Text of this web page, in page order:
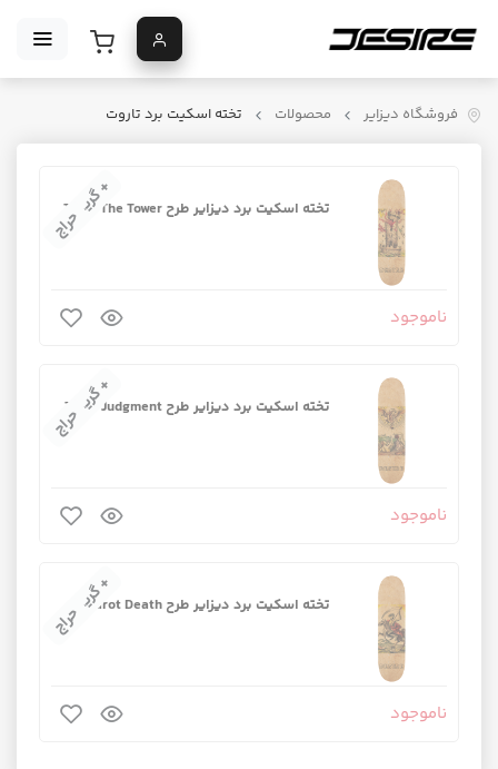
فروشگاه دیزایر محصولات تخته اسکیت برد تاروت
تخته اسکیت برد دیزایر طرح Tarot The Tower
ناموجود
+ گریپ‌تیپ
حراج
تخته اسکیت برد دیزایر طرح Tarot Judgment
ناموجود
+ گریپ‌تیپ
حراج
تخته اسکیت برد دیزایر طرح Tarot Death
ناموجود
+ گریپ‌تیپ
حراج